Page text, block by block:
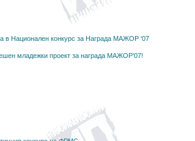
в Национален конкурс за Награда МАЖОР '07
младежки проект за награда МАЖОР’07!